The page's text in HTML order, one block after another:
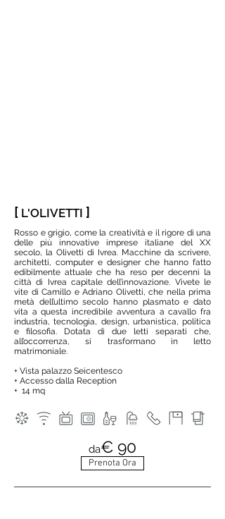
[ L'OLIVETTI ]
Rosso e grigio, come la creatività e il rigore di una
delle più innovative imprese italiane del XX
secolo, la Olivetti di Ivrea. Macchine da scrivere,
architetti, computer e designer che hanno fatto
edibilmente attuale che ha reso per decenni la
città di Ivrea capitale dell’innovazione. Vivete le
vite di Camillo e Adriano Olivetti, che nella prima
metà dell’ultimo secolo hanno plasmato e dato
vita a questa incredibile avventura a cavallo fra
industria, tecnologia, design, urbanistica, politica
e filosofia. Dotata di due letti separati che,
all’occorrenza, si trasformano in letto
matrimoniale.
+ Vista palazzo Seicentesco
+ Accesso dalla Reception
+ 14 mq
da€ 90
Prenota Ora